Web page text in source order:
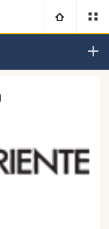
sciences
for the Eastern Churches